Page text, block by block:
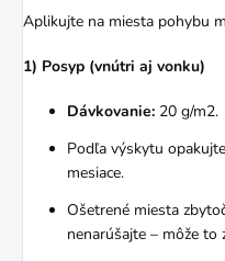
Aplikujte na miesta pohybu
1) Posyp (vnútri aj vonku)
Dávkovanie: 20 g/m2.
Podľa výskytu
mesiace.
Ošetrené miesta
nenarúšajte – môže to